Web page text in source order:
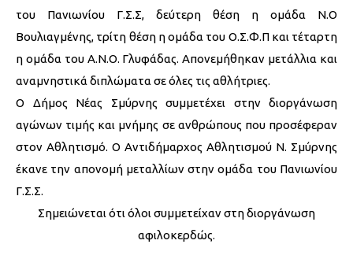
του Πανιωνίου Γ.Σ.Σ, δεύτερη θέση η ομάδα Ν.Ο
Βουλιαγμένης, τρίτη θέση η ομάδα του Ο.Σ.Φ.Π και τέταρτη
η ομάδα του Α.Ν.Ο. Γλυφάδας. Απονεμήθηκαν μετάλλια και
αναμνηστικά διπλώματα σε όλες τις αθλήτριες.
Ο Δήμος Νέας Σμύρνης συμμετέχει στην διοργάνωση
αγώνων τιμής και μνήμης σε ανθρώπους που προσέφεραν
στον Αθλητισμό. Ο Αντιδήμαρχος Αθλητισμού Ν. Σμύρνης
έκανε την απονομή μεταλλίων στην ομάδα του Πανιωνίου
Γ.Σ.Σ.
Σημειώνεται ότι όλοι συμμετείχαν στη διοργάνωση
αφιλοκερδώς.